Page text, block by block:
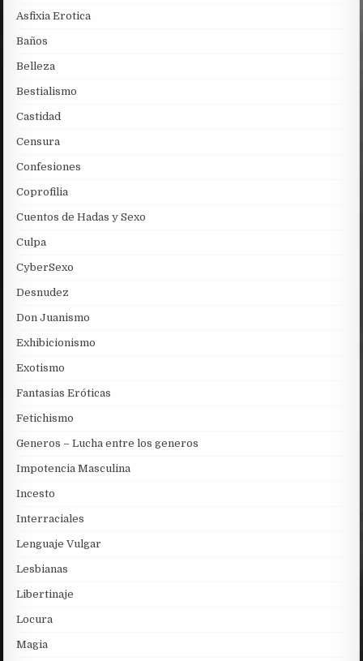
Asfixia Erotica
Baños
Belleza
Bestialismo
Castidad
Censura
Confesiones
Coprofilia
Cuentos de Hadas y Sexo
Culpa
CyberSexo
Desnudez
Don Juanismo
Exhibicionismo
Exotismo
Fantasias Eróticas
Fetichismo
Generos – Lucha entre los generos
Impotencia Masculina
Incesto
Interraciales
Lenguaje Vulgar
Lesbianas
Libertinaje
Locura
Magia